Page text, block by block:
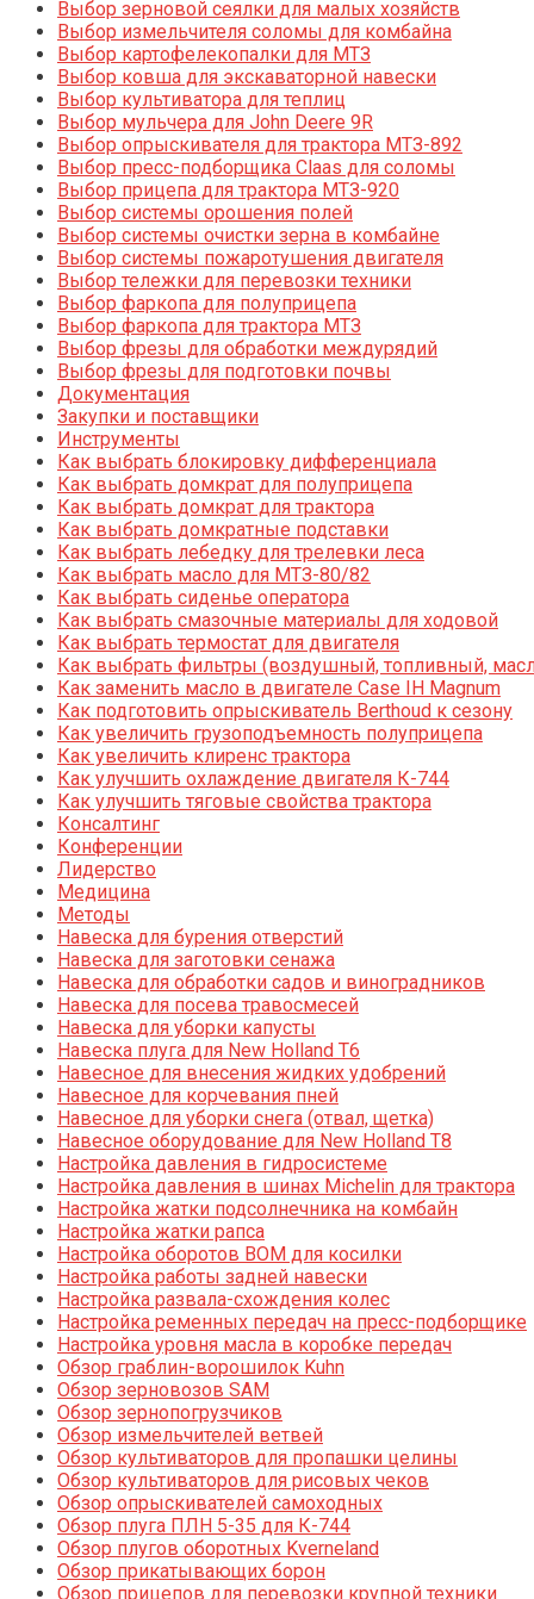
Выбор зерновой сеялки для малых хозяйств
Выбор измельчителя соломы для комбайна
Выбор картофелекопалки для МТЗ
Выбор ковша для экскаваторной навески
Выбор культиватора для теплиц
Выбор мульчера для John Deere 9R
Выбор опрыскивателя для трактора МТЗ-892
Выбор пресс-подборщика Claas для соломы
Выбор прицепа для трактора МТЗ-920
Выбор системы орошения полей
Выбор системы очистки зерна в комбайне
Выбор системы пожаротушения двигателя
Выбор тележки для перевозки техники
Выбор фаркопа для полуприцепа
Выбор фаркопа для трактора МТЗ
Выбор фрезы для обработки междурядий
Выбор фрезы для подготовки почвы
Документация
Закупки и поставщики
Инструменты
Как выбрать блокировку дифференциала
Как выбрать домкрат для полуприцепа
Как выбрать домкрат для трактора
Как выбрать домкратные подставки
Как выбрать лебедку для трелевки леса
Как выбрать масло для МТЗ-80/82
Как выбрать сиденье оператора
Как выбрать смазочные материалы для ходовой
Как выбрать термостат для двигателя
Как выбрать фильтры (воздушный, топливный,
Как заменить масло в двигателе Case IH Magnum
Как подготовить опрыскиватель Berthoud к сезону
Как увеличить грузоподъемность полуприцепа
Как увеличить клиренс трактора
Как улучшить охлаждение двигателя К-744
Как улучшить тяговые свойства трактора
Консалтинг
Конференции
Лидерство
Медицина
Методы
Навеска для бурения отверстий
Навеска для заготовки сенажа
Навеска для обработки садов и виноградников
Навеска для посева травосмесей
Навеска для уборки капусты
Навеска плуга для New Holland T6
Навесное для внесения жидких удобрений
Навесное для корчевания пней
Навесное для уборки снега (отвал, щетка)
Навесное оборудование для New Holland T8
Настройка давления в гидросистеме
Настройка давления в шинах Michelin для трактора
Настройка жатки подсолнечника на комбайн
Настройка жатки рапса
Настройка оборотов ВОМ для косилки
Настройка работы задней навески
Настройка развала-схождения колес
Настройка ременных передач на пресс-подборщике
Настройка уровня масла в коробке передач
Обзор граблин-ворошилок Kuhn
Обзор зерновозов SAM
Обзор зернопогрузчиков
Обзор измельчителей ветвей
Обзор культиваторов для пропашки целины
Обзор культиваторов для рисовых чеков
Обзор опрыскивателей самоходных
Обзор плуга ПЛН 5-35 для К-744
Обзор плугов оборотных Kverneland
Обзор прикатывающих борон
Обзор прицепов для перевозки крупной техники